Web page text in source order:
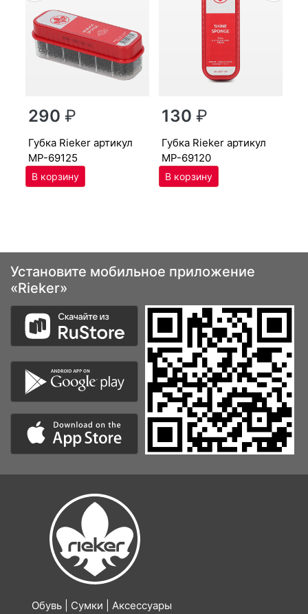
290₽
губ­ка Ri­eker артикул
MP-69125
130₽
губ­ка Ri­eker артикул
MP-69120
Установите мобильное приложение
«Rieker»
Обувь | Сумки | Аксессуары